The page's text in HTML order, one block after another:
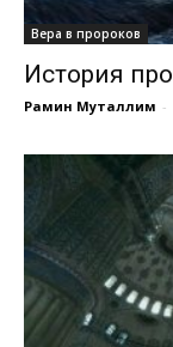
Вера в пророков
Рамин Муталлим -